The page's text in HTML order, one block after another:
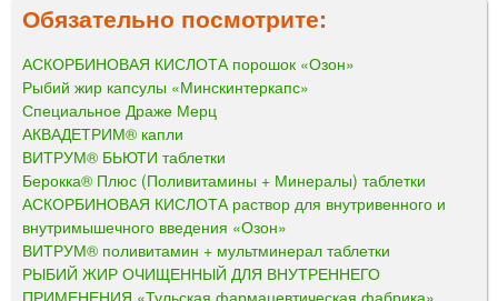
Обязательно посмотрите:
АСКОРБИНОВАЯ КИСЛОТА порошок «Озон»
Рыбий жир капсулы «Минскинтеркапс»
Специальное Драже Мерц
АКВАДЕТРИМ® капли
ВИТРУМ® БЬЮТИ таблетки
Берокка® Плюс (Поливитамины + Минералы) таблетки
АСКОРБИНОВАЯ КИСЛОТА раствор для внутривенного и
внутримышечного введения «Озон»
ВИТРУМ® поливитамин + мультминерал таблетки
РЫБИЙ ЖИР ОЧИЩЕННЫЙ ДЛЯ ВНУТРЕННЕГО